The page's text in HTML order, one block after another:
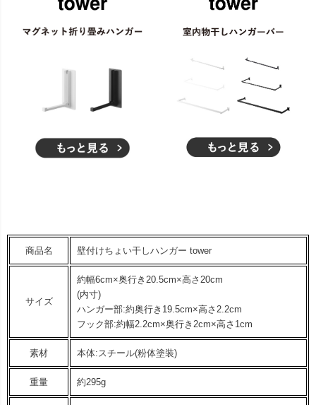
商品名 壁付けちょい干しハンガー tower
サイズ
約幅6cm×奥行き20.5cm×高さ20cm
(内寸)
ハンガー部:約奥行き19.5cm×高さ2.2cm
フック部:約幅2.2cm×奥行き2cm×高さ1cm
素材 本体:スチール(粉体塗装)
重量 約295g